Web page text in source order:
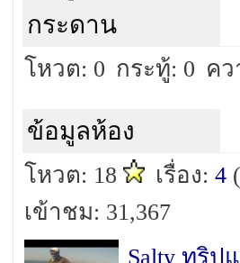
กระดาน
โหวต: 0 กระทู้: 0 ค
ข้อมูลห้อง
โหวต: 18 เรื่อง:4
เข้าชม: 31,367
Salty ทริ